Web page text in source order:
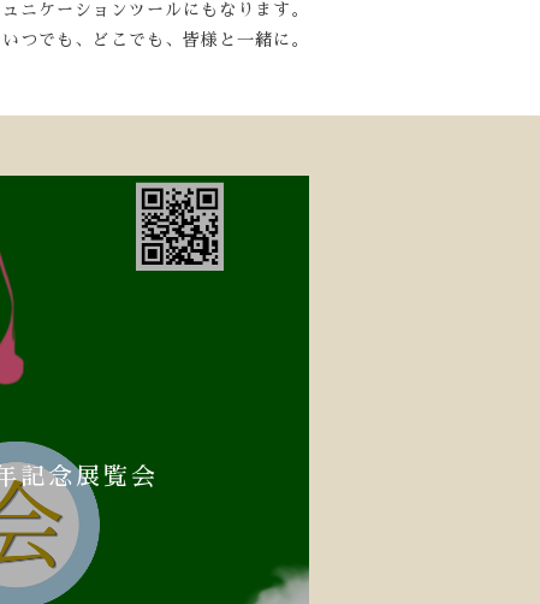
ニケーションツールにもなります。
つでも、どこでも、皆様と一緒に。
記念展覧会
りました。
月第２月曜１４時～
クショップ！
サイトに筆手紙道協会
屋『ジモトに乾杯！居
決定！！